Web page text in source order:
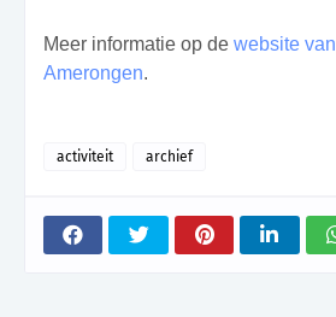
Meer informatie op de website
Amerongen.
activiteit archief